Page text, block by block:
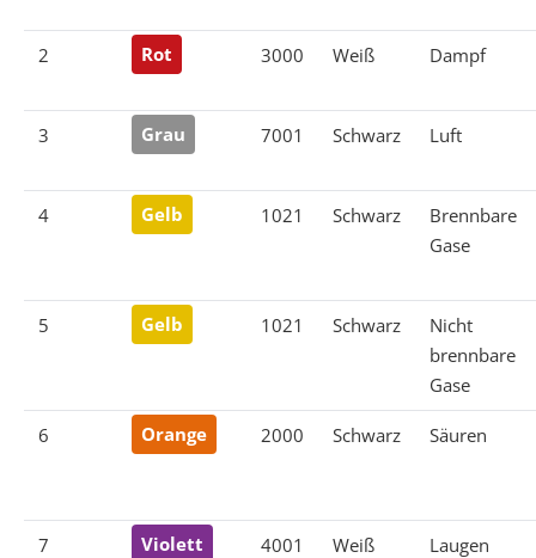
2 Rot 3000 Weiß Dampf
3 Grau 7001 Schwarz Luft
4 Gelb 1021 Schwarz
Brennbare
Gase
5 Gelb 1021 Schwarz
Nicht
brennbare
Gase
6 Orange 2000 Schwarz Säuren
7 Violett 4001 Weiß Laugen